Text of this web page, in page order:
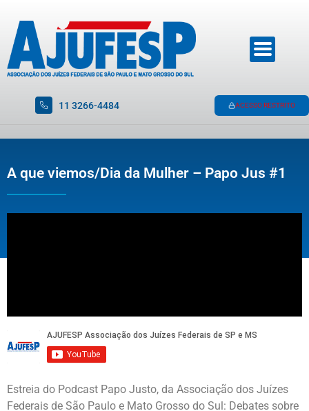
11 3266-4484 ACESSO RESTRITO
A que viemos/Dia da Mulher – Papo Jus #1
Estreia do Podcast Papo Justo, da Associação dos Juízes
Federais de São Paulo e Mato Grosso do Sul: Debates sobre